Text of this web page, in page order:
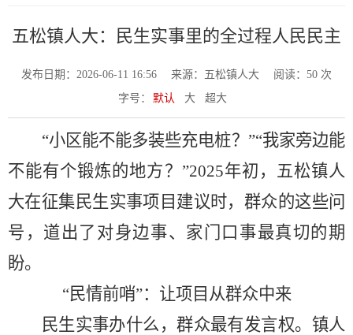
五松镇人大：民生实事里的全过程人民民主
发布日期：2026-06-11 16:56 来源：五松镇人大 阅读： 50 次
字号：
默认 大 超大
“小区能不能多装些充电桩？”“我家旁边能
不能有个锻炼的地方？ ”2025年初，五松镇人
大在征集民生实事项目建议时，群众的这些问
号，道出了对身边事、家门口事最真切的期
盼。
“民情前哨”：让项目从群众中来
民生实事办什么，群众最有发言权。镇人